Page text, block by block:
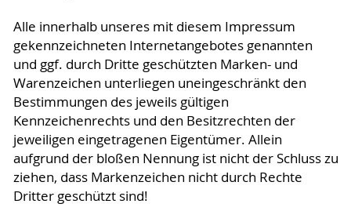
Alle innerhalb unseres mit diesem Impressum
gekennzeichneten Internetangebotes genannten
und ggf. durch Dritte geschützten Marken- und
Warenzeichen unterliegen uneingeschränkt den
Bestimmungen des jeweils gültigen
Kennzeichenrechts und den Besitzrechten der
jeweiligen eingetragenen Eigentümer. Allein
aufgrund der bloßen Nennung ist nicht der Schluss zu
ziehen, dass Markenzeichen nicht durch Rechte
Dritter geschützt sind!